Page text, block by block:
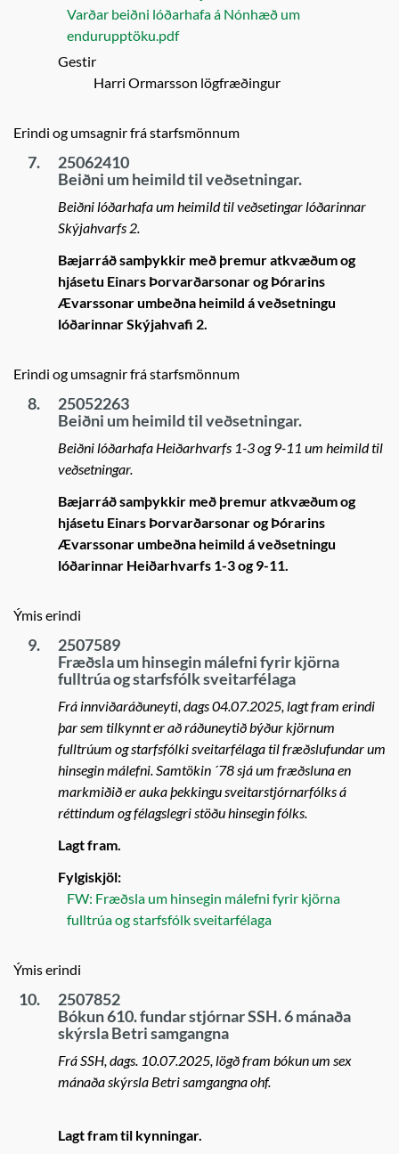
Varðar beiðni lóðarhafa á Nónhæð um
endurupptöku.pdf
Gestir
Harri Ormarsson lögfræðingur
Erindi og umsagnir frá starfsmönnum
7.
25062410
Beiðni um heimild til veðsetningar.
Beiðni lóðarhafa um heimild til veðsetingar lóðarinnar
Skýjahvarfs 2.
Bæjarráð samþykkir með þremur atkvæðum og
hjásetu Einars Þorvarðarsonar og Þórarins
Ævarssonar umbeðna heimild á veðsetningu
lóðarinnar Skýjahvafi 2.
Erindi og umsagnir frá starfsmönnum
8.
25052263
Beiðni um heimild til veðsetningar.
Beiðni lóðarhafa Heiðarhvarfs 1-3 og 9-11 um heimild til
veðsetningar.
Bæjarráð samþykkir með þremur atkvæðum og
hjásetu Einars Þorvarðarsonar og Þórarins
Ævarssonar umbeðna heimild á veðsetningu
lóðarinnar Heiðarhvarfs 1-3 og 9-11.
Ýmis erindi
9.
2507589
Fræðsla um hinsegin málefni fyrir kjörna
fulltrúa og starfsfólk sveitarfélaga
Frá innviðaráðuneyti, dags 04.07.2025, lagt fram erindi
þar sem tilkynnt er að ráðuneytið býður kjörnum
fulltrúum og starfsfólki sveitarfélaga til fræðslufundar um
hinsegin málefni. Samtökin ´78 sjá um fræðsluna en
markmiðið er auka þekkingu sveitarstjórnarfólks á
réttindum og félagslegri stöðu hinsegin fólks.
Lagt fram.
Fylgiskjöl:
FW: Fræðsla um hinsegin málefni fyrir kjörna
fulltrúa og starfsfólk sveitarfélaga
Ýmis erindi
10.
2507852
Bókun 610. fundar stjórnar SSH. 6 mánaða
skýrsla Betri samgangna
Frá SSH, dags. 10.07.2025, lögð fram bókun um sex
mánaða skýrsla Betri samgangna ohf.
Lagt fram til kynningar.